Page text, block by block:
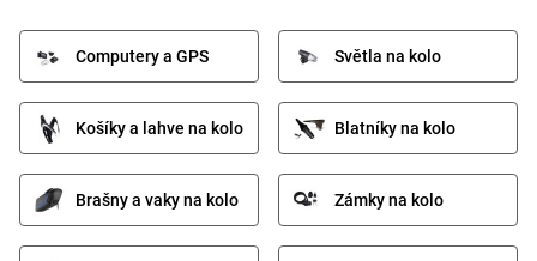
Computery a GPS Světla na kolo
Košíky a lahve na kolo Blatníky na kolo
Brašny a vaky na kolo Zámky na kolo